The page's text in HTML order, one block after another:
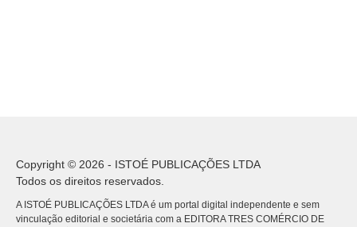
Copyright © 2026 - ISTOÉ PUBLICAÇÕES LTDA
Todos os direitos reservados.
A ISTOÉ PUBLICAÇÕES LTDA é um portal digital independente e sem
vinculação editorial e societária com a EDITORA TRES COMÉRCIO DE